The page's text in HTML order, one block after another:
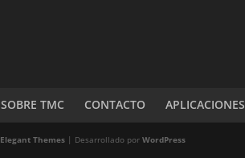
SOBRE TMC CONTACTO APLICACIONES
Elegant Themes | Desarrollado por WordPress